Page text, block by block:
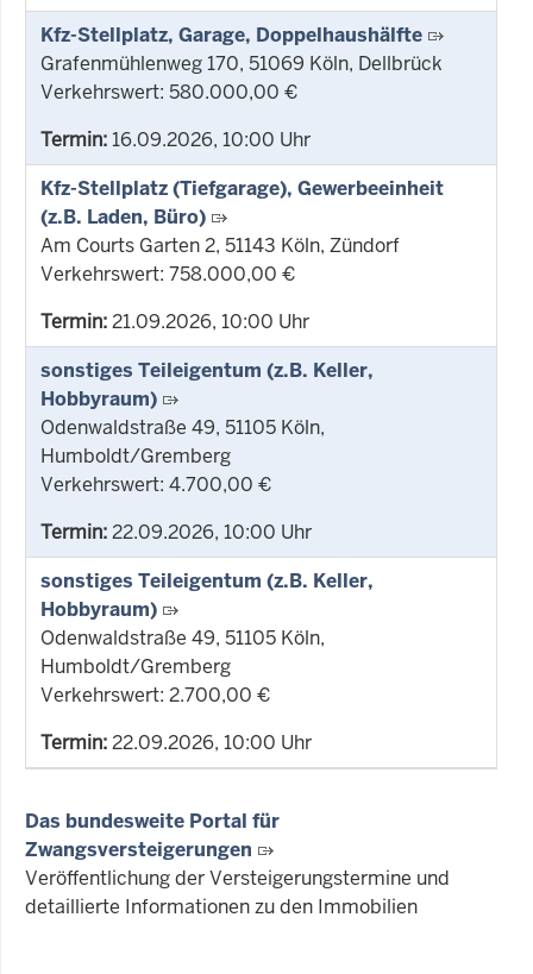
Kfz-Stellplatz, Garage, Doppelhaushälfte
Grafenmühlenweg 170, 51069 Köln, Dellbrück
Verkehrswert: 580.000,00 €
Termin:16.09.2026, 10:00 Uhr
Kfz-Stellplatz (Tiefgarage), Gewerbeeinheit
(z.B. Laden, Büro)
Am Courts Garten 2, 51143 Köln, Zündorf
Verkehrswert: 758.000,00 €
Termin:21.09.2026, 10:00 Uhr
sonstiges Teileigentum (z.B. Keller,
Hobbyraum)
Odenwaldstraße 49, 51105 Köln,
Humboldt/Gremberg
Verkehrswert: 4.700,00 €
Termin:22.09.2026, 10:00 Uhr
sonstiges Teileigentum (z.B. Keller,
Hobbyraum)
Odenwaldstraße 49, 51105 Köln,
Humboldt/Gremberg
Verkehrswert: 2.700,00 €
Termin:22.09.2026, 10:00 Uhr
Das bundesweite Portal für
Zwangsversteigerungen
Veröffentlichung der Versteigerungstermine und
detaillierte Informationen zu den Immobilien